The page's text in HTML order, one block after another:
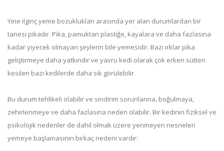
Yine ilginç yeme bozuklukları arasında yer alan durumlardan bir
tanesi pikadır. Pika, pamuktan plastiğe, kayalara ve daha fazlasına
kadar yiyecek olmayan şeylerin bile yemesidir. Bazı ırklar pika
geliştirmeye daha yatkındır ve yavru kedi olarak çok erken sütten
kesilen bazı kedilerde daha sık görülebilir.
Bu durum tehlikeli olabilir ve sindirim sorunlarına, boğulmaya,
zehirlenmeye ve daha fazlasına neden olabilir. Bir kedinin fiziksel ve
psikolojik nedenler de dahil olmak üzere yenmeyen nesneleri
yemeye başlamasının birkaç nedeni vardır: